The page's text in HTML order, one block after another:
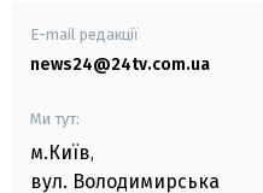
E-mail редакції
news24@24tv.com.ua
Ми тут:
м.Київ,
вул. Володимирська